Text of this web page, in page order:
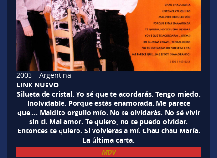
2003 – Argentina –
LINK NUEVO
Silueta de cristal. Yo sé que te acordarás. Tengo miedo.
Inolvidable. Porque estás enamorada. Me parece
que…. Maldito orgullo mío. No te olvidarás. No sé vivir
sin ti. Mal amor. Te quiero, no te puedo olvidar.
Entonces te quiero. Si volvieras a mí. Chau chau María.
La última carta.
MDV